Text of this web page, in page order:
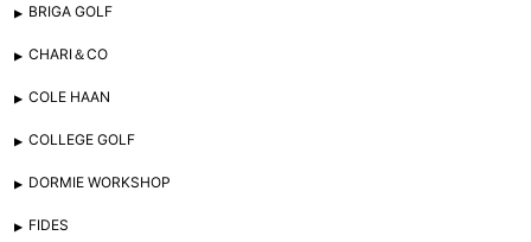
BRIGA GOLF
CHARI＆CO
COLE HAAN
COLLEGE GOLF
DORMIE WORKSHOP
FIDES